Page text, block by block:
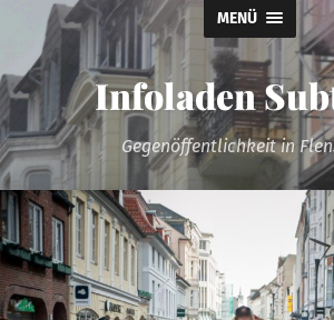
MENÜ
Infoladen
Gegenöffentlichkeit in